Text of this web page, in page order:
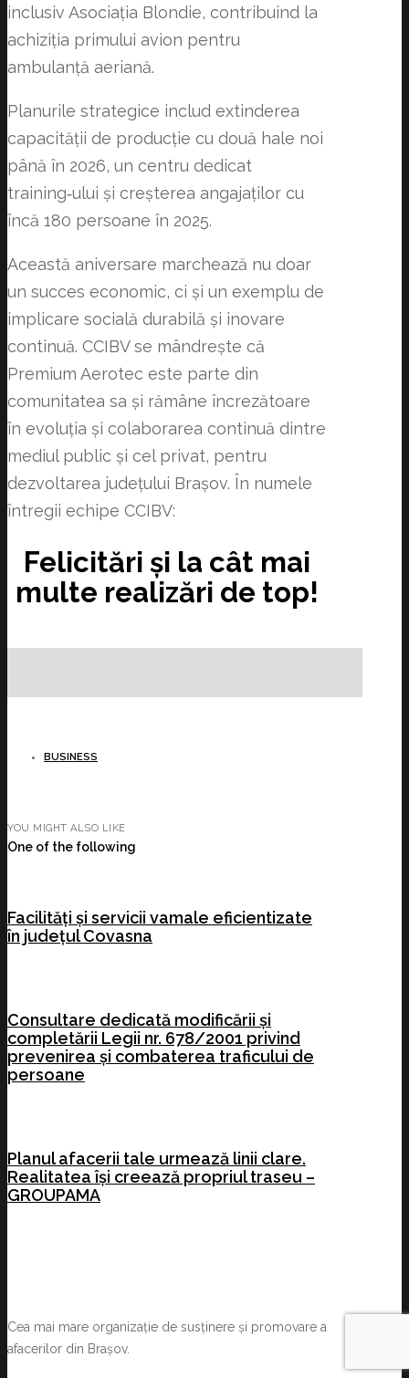
inclusiv Asociația Blondie, contribuind la
achiziția primului avion pentru
ambulanță aeriană.
Planurile strategice includ extinderea
capacității de producție cu două hale noi
până în 2026, un centru dedicat
training‑ului și creșterea angajaților cu
încă 180 persoane în 2025.
Această aniversare marchează nu doar
un succes economic, ci și un exemplu de
implicare socială durabilă și inovare
continuă. CCIBV se mândrește că
Premium Aerotec este parte din
comunitatea sa și rămâne încrezătoare
în evoluția și colaborarea continuă dintre
mediul public și cel privat, pentru
dezvoltarea județului Brașov. În numele
întregii echipe CCIBV:
Felicitări și la cât mai
multe realizări de top!
BUSINESS
YOU MIGHT ALSO LIKE
One of the following
Facilități și servicii vamale eficientizate
în județul Covasna
Consultare dedicată modificării și
completării Legii nr. 678/2001 privind
prevenirea și combaterea traficului de
persoane
Planul afacerii tale urmează linii clare.
Realitatea își creează propriul traseu –
GROUPAMA
Cea mai mare organizație de susținere și promovare a
afacerilor din Brașov.